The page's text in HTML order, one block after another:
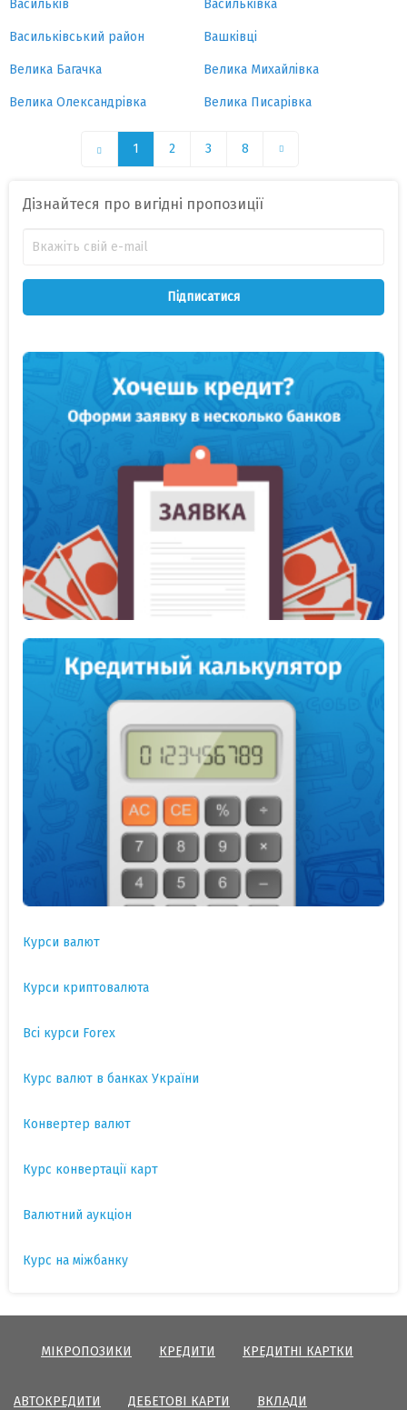
Васильків Васильківка
Васильківський район Вашківці
Велика Багачка Велика Михайлівка
Велика Олександрівка Велика Писарівка
1 2 3 8
Дізнайтеся про вигідні пропозиції
Підписатися
Курси валют
Курси криптовалюта
Всі курси Forex
Курс валют в банках України
Конвертер валют
Курс конвертації карт
Валютний аукціон
Курс на міжбанку
МІКРОПОЗИКИ КРЕДИТИ КРЕДИТНІ КАРТКИ
АВТОКРЕДИТИ ДЕБЕТОВІ КАРТИ ВКЛАДИ